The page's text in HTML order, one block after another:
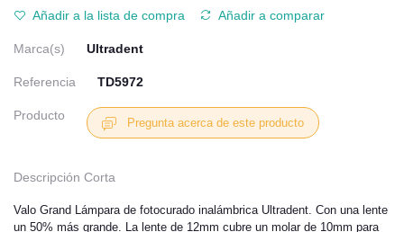
Añadir a la lista de compra Añadir a comparar
Marca(s) Ultradent
Referencia TD5972
Producto
Pregunta acerca de este producto
Descripción Corta
Valo Grand Lámpara de fotocurado inalámbrica Ultradent. Con una lente
un 50% más grande. La lente de 12mm cubre un molar de 10mm para